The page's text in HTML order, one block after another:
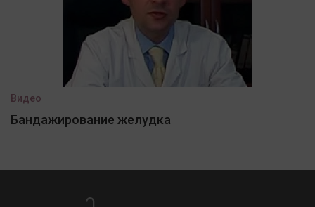
Видео
Бандажирование желудка